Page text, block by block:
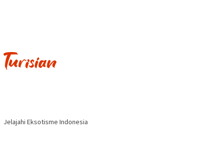
Jelajahi Eksotisme Indonesia